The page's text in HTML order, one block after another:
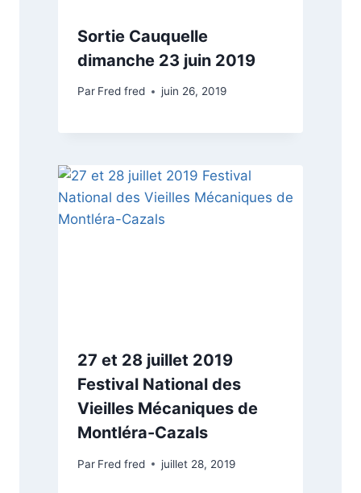
Sortie Cauquelle
dimanche 23 juin 2019
Par Fred fred juin 26, 2019
27 et 28 juillet 2019
Festival National des
Vieilles Mécaniques de
Montléra-Cazals
Par Fred fred juillet 28, 2019